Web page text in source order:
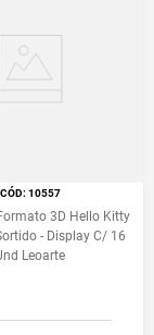
:10557
3D Hello Kitty
- Display C/ 16
Leoarte